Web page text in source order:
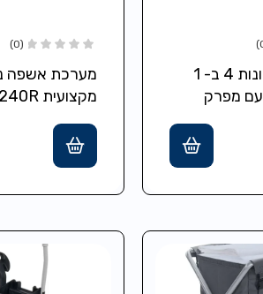
סט מנקה חלונות 4 ב- 1
FlexReach עם מפרק
מסדרת Click System סט
(0)
מערכת אשפה
מכסים פתרון